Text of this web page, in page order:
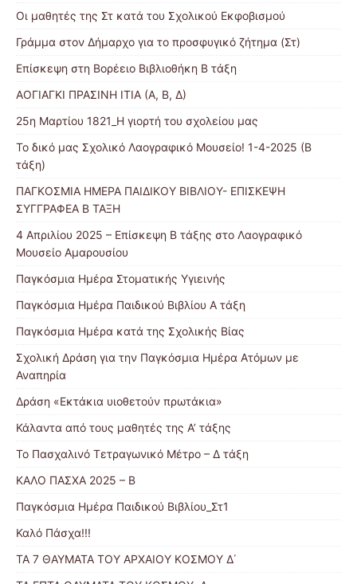
Οι μαθητές της Στ κατά του Σχολικού Εκφοβισμού
Γράμμα στον Δήμαρχο για το προσφυγικό ζήτημα (Στ)
Επίσκεψη στη Βορέειο Βιβλιοθήκη Β τάξη
ΑΟΓΙΑΓΚΙ ΠΡΑΣΙΝΗ ΙΤΙΑ (Α, Β, Δ)
25η Μαρτίου 1821_Η γιορτή του σχολείου μας
Το δικό μας Σχολικό Λαογραφικό Μουσείο! 1-4-2025 (Β
τάξη)
ΠΑΓΚΟΣΜΙΑ ΗΜΕΡΑ ΠΑΙΔΙΚΟΥ ΒΙΒΛΙΟΥ- ΕΠΙΣΚΕΨΗ
ΣΥΓΓΡΑΦΕΑ Β ΤΑΞΗ
4 Απριλίου 2025 – Επίσκεψη Β τάξης στο Λαογραφικό
Μουσείο Αμαρουσίου
Παγκόσμια Ημέρα Στοματικής Υγιεινής
Παγκόσμια Ημέρα Παιδικού Βιβλίου Α τάξη
Παγκόσμια Ημέρα κατά της Σχολικής Βίας
Σχολική Δράση για την Παγκόσμια Ημέρα Ατόμων με
Αναπηρία
Δράση «Εκτάκια υιοθετούν πρωτάκια»
Κάλαντα από τους μαθητές της Α’ τάξης
Το Πασχαλινό Τετραγωνικό Μέτρο – Δ τάξη
ΚΑΛΟ ΠΑΣΧΑ 2025 – Β
Παγκόσμια Ημέρα Παιδικού Βιβλίου_Στ1
Καλό Πάσχα!!!
ΤΑ 7 ΘΑΥΜΑΤΑ ΤΟΥ ΑΡΧΑΙΟΥ ΚΟΣΜΟΥ Δ΄